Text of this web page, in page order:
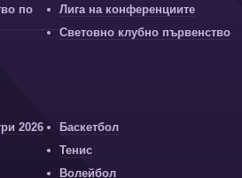
по
Лига на конференциите
Световно клубно първенство
2026
Баскетбол
Тенис
Волейбол